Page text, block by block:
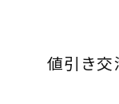
値引き交